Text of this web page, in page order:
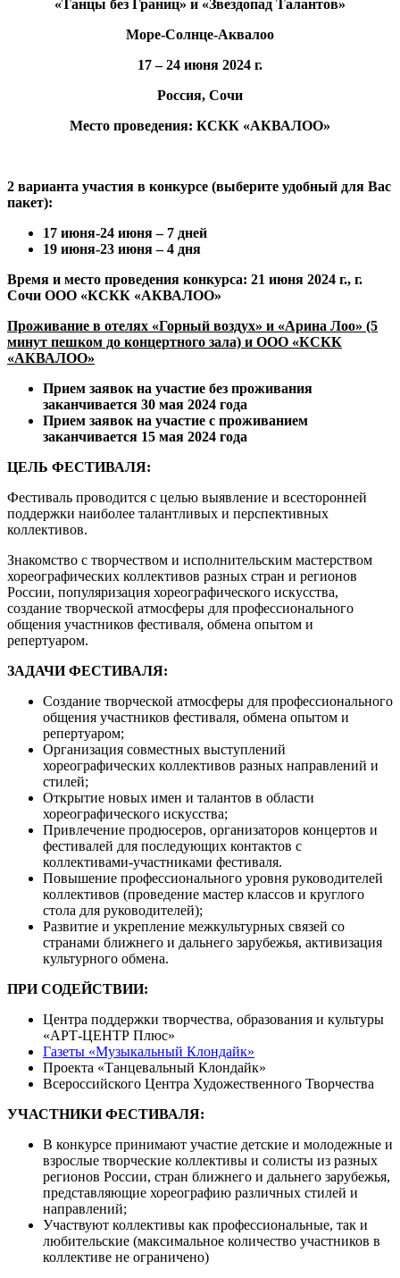
«Танцы без Границ» и «Звездопад Талантов»
Море-Солнце-Аквалоо
17 – 24 июня 2024 г.
Россия, Сочи
Место проведения: КСКК «АКВАЛОО»
2 варианта участия в конкурсе (выберите удобный для Вас
пакет):
17 июня-24 июня – 7 дней
19 июня-23 июня – 4 дня
Время и место проведения конкурса: 21 июня 2024 г., г.
Сочи ООО «КСКК «АКВАЛОО»
Проживание в отелях «Горный воздух» и «Арина Лоо» (5
минут пешком до концертного зала) и ООО «КСКК
«АКВАЛОО»
Прием заявок на участие без проживания
заканчивается 30 мая 2024 года
Прием заявок на участие с проживанием
заканчивается 15 мая 2024 года
ЦЕЛЬ ФЕСТИВАЛЯ:
Фестиваль проводится с целью выявление и всесторонней
поддержки наиболее талантливых и перспективных
коллективов.
Знакомство с творчеством и исполнительским мастерством
хореографических коллективов разных стран и регионов
России, популяризация хореографического искусства,
создание творческой атмосферы для профессионального
общения участников фестиваля, обмена опытом и
репертуаром.
ЗАДАЧИ ФЕСТИВАЛЯ:
Создание творческой атмосферы для профессионального
общения участников фестиваля, обмена опытом и
репертуаром;
Организация совместных выступлений
хореографических коллективов разных направлений и
стилей;
Открытие новых имен и талантов в области
хореографического искусства;
Привлечение продюсеров, организаторов концертов и
фестивалей для последующих контактов с
коллективами-участниками фестиваля.
Повышение профессионального уровня руководителей
коллективов (проведение мастер классов и круглого
стола для руководителей);
Развитие и укрепление межкультурных связей со
странами ближнего и дальнего зарубежья, активизация
культурного обмена.
ПРИ СОДЕЙСТВИИ:
Центра поддержки творчества, образования и культуры
«АРТ-ЦЕНТР Плюс»
Газеты «Музыкальный Клондайк»
Проекта «Танцевальный Клондайк»
Всероссийского Центра Художественного Творчества
УЧАСТНИКИ ФЕСТИВАЛЯ:
В конкурсе принимают участие детские и молодежные и
взрослые творческие коллективы и солисты из разных
регионов России, стран ближнего и дальнего зарубежья,
представляющие хореографию различных стилей и
направлений;
Участвуют коллективы как профессиональные, так и
любительские (максимальное количество участников в
коллективе не ограничено)